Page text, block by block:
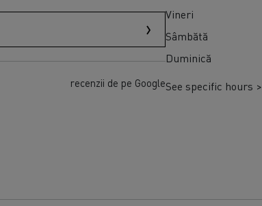
recenzii de pe Google
Vineri
Sâmbătă
Duminică
See specific hours >